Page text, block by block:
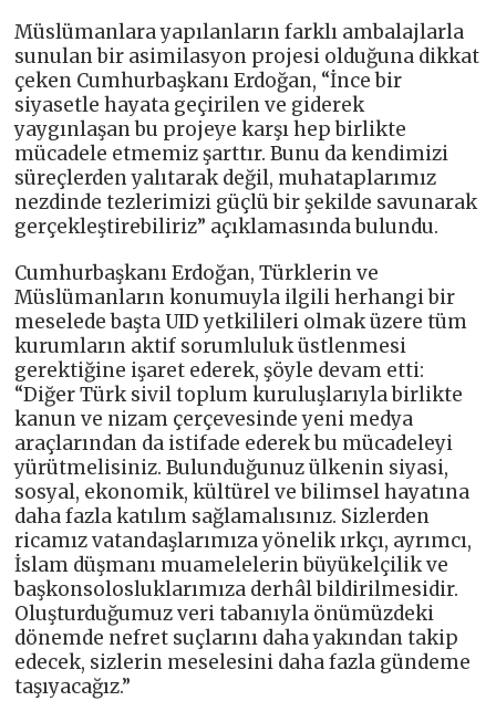
Müslümanlara yapılanların farklı ambalajlarla
sunulan bir asimilasyon projesi olduğuna dikkat
çeken Cumhurbaşkanı Erdoğan, “İnce bir
siyasetle hayata geçirilen ve giderek
yaygınlaşan bu projeye karşı hep birlikte
mücadele etmemiz şarttır. Bunu da kendimizi
süreçlerden yalıtarak değil, muhataplarımız
nezdinde tezlerimizi güçlü bir şekilde savunarak
gerçekleştirebiliriz” açıklamasında bulundu.
Cumhurbaşkanı Erdoğan, Türklerin ve
Müslümanların konumuyla ilgili herhangi bir
meselede başta UID yetkilileri olmak üzere tüm
kurumların aktif sorumluluk üstlenmesi
gerektiğine işaret ederek, şöyle devam etti:
“Diğer Türk sivil toplum kuruluşlarıyla birlikte
kanun ve nizam çerçevesinde yeni medya
araçlarından da istifade ederek bu mücadeleyi
yürütmelisiniz. Bulunduğunuz ülkenin siyasi,
sosyal, ekonomik, kültürel ve bilimsel hayatına
daha fazla katılım sağlamalısınız. Sizlerden
ricamız vatandaşlarımıza yönelik ırkçı, ayrımcı,
İslam düşmanı muamelelerin büyükelçilik ve
başkonsolosluklarımıza derhâl bildirilmesidir.
Oluşturduğumuz veri tabanıyla önümüzdeki
dönemde nefret suçlarını daha yakından takip
edecek, sizlerin meselesini daha fazla gündeme
taşıyacağız.”